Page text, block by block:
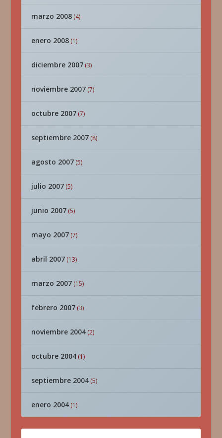
marzo 2008(4)
enero 2008(1)
diciembre 2007(3)
noviembre 2007(7)
octubre 2007(7)
septiembre 2007(8)
agosto 2007(5)
julio 2007(5)
junio 2007(5)
mayo 2007(7)
abril 2007(13)
marzo 2007(15)
febrero 2007(3)
noviembre 2004(2)
octubre 2004(1)
septiembre 2004(5)
enero 2004(1)